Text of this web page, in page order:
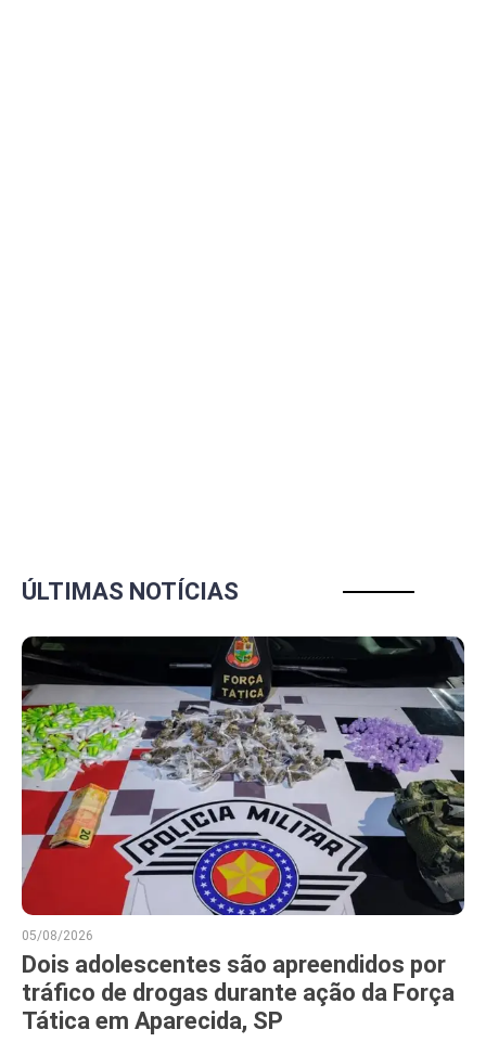
ÚLTIMAS NOTÍCIAS
05/08/2026
Dois adolescentes são apreendidos por
tráfico de drogas durante ação da Força
Tática em Aparecida, SP